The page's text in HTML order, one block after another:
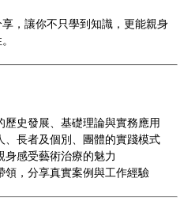
，讓你不只學到知識，更能親身
歷史發展、基礎理論與實務應用
、長者及個別、團體的實踐模式
感受藝術治療的魅力
領，分享真實案例與工作經驗